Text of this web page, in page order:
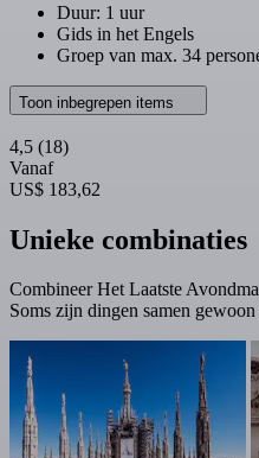
Duur: 1 uur
Gids in het Engels
Groep van max. 34
Toon inbegrepen items
4,5 (18)
Vanaf
US$ 183,62
Unieke combinaties
Combineer Het Laatste
Soms zijn dingen samen gewoon